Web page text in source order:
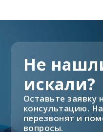
Не
искали?
Оставьте заявку
консультацию.
перезвонят и
вопросы.